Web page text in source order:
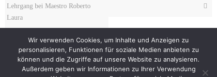
Lehrgang bei Maestro Roberto
Laura
Wir verwenden Cookies, um Inhalte und Anzeigen zu
personalisieren, Funktionen für soziale Medien anbieten zu
können und die Zugriffe auf unsere Website zu analysieren.
Außerdem geben wir Informationen zu Ihrer Verwendung